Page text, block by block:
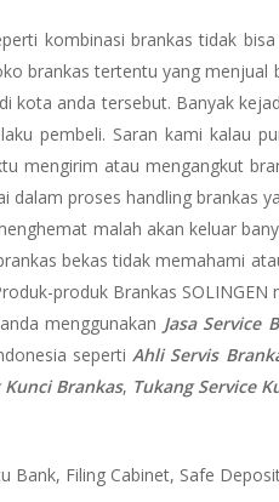
kombinasi brankas tidak
brankas tertentu yang
kota anda tersebut. Banyak
pembeli. Saran kami kalau
mengirim atau mengangkut
proses handling brankas
malah akan keluar
bekas tidak memahami
produk Brankas
menggunakan Jasa Service
sepertiAhli Servis
Kunci Brankas, Tukang Service
Bank, Filing Cabinet, Safe